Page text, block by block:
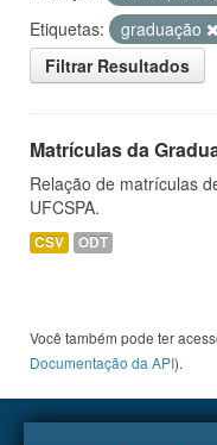
Etiquetas:
graduação
Filtrar Resultados
Matrículas da
Relação de matrículas
UFCSPA.
CSV ODT
Você também pode ter
Documentação da API).